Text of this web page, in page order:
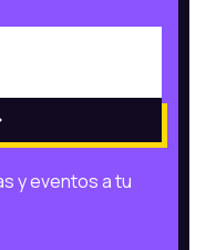
y eventos a tu